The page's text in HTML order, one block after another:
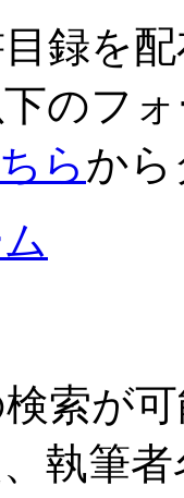
録を
のフ
らか
索が
執筆